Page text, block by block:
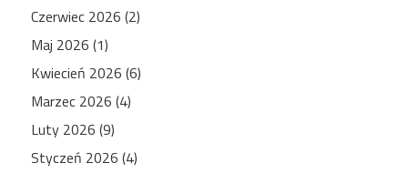
Czerwiec 2026 (2)
Maj 2026 (1)
Kwiecień 2026 (6)
Marzec 2026 (4)
Luty 2026 (9)
Styczeń 2026 (4)